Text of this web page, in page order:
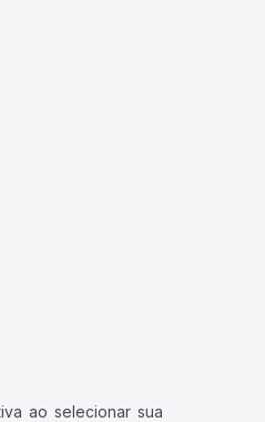
ao selecionar sua